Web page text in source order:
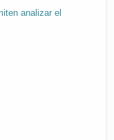
analizar el